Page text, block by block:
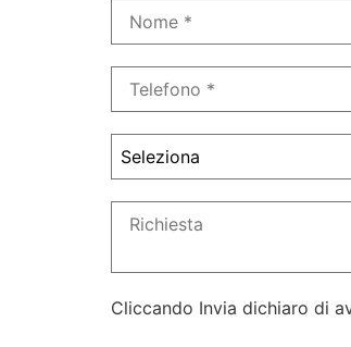
Seleziona
Cliccando Invia dichiaro di